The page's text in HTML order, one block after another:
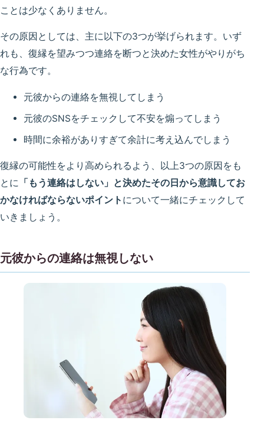
ことは少なくありません。
その原因としては、主に以下の3つが挙げられます。いず
れも、復縁を望みつつ連絡を断つと決めた女性がやりがち
な行為です。
元彼からの連絡を無視してしまう
元彼のSNSをチェックして不安を煽ってしまう
時間に余裕がありすぎて余計に考え込んでしまう
復縁の可能性をより高められるよう、以上3つの原因をも
とに 「もう連絡はしない」と決めたその日から意識してお
かなければならないポイント について一緒にチェックして
いきましょう。
元彼からの連絡は無視しない